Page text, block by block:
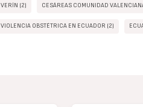
VERÍN (2) CESÁREAS COMUNIDAD
VIOLENCIA OBSTÉTRICA EN ECUADOR (2)